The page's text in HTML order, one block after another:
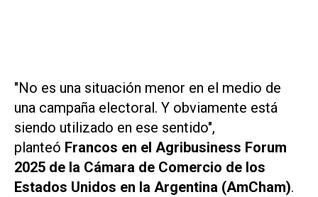
"No es una situación menor en el medio de
una campaña electoral. Y obviamente está
siendo utilizado en ese sentido",
planteó Francos en el Agribusiness Forum
2025 de la Cámara de Comercio de los
Estados Unidos en la Argentina (AmCham).